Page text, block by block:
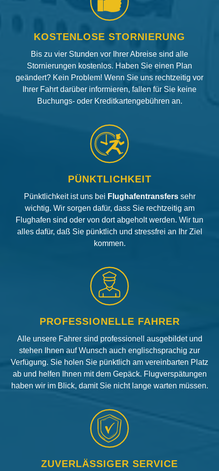
KOSTENLOSE STORNIERUNG
Bis zu vier Stunden vor Ihrer Abreise sind alle
Stornierungen kostenlos. Haben Sie einen Plan
geändert? Kein Problem! Wenn Sie uns rechtzeitig vor
Ihrer Fahrt darüber informieren, fallen für Sie keine
Buchungs- oder Kreditkartengebühren an.
PÜNKTLICHKEIT
Pünktlichkeit ist uns bei Flughafentransfers sehr
wichtig. Wir sorgen dafür, dass Sie rechtzeitig am
Flughafen sind oder von dort abgeholt werden. Wir tun
alles dafür, daß Sie pünktlich und stressfrei an Ihr Ziel
kommen.
PROFESSIONELLE FAHRER
Alle unsere Fahrer sind professionell ausgebildet und
stehen Ihnen auf Wunsch auch englischsprachig zur
Verfügung. Sie holen Sie pünktlich am vereinbarten Platz
ab und helfen Ihnen mit dem Gepäck. Flugverspätungen
haben wir im Blick, damit Sie nicht lange warten müssen.
ZUVERLÄSSIGER SERVICE